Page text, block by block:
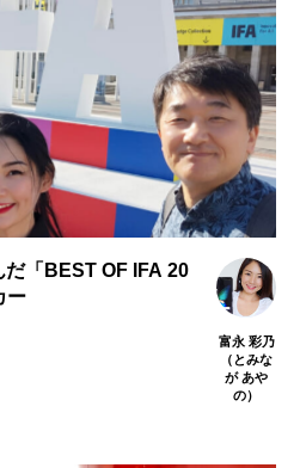
「BEST OF IFA 20
ー
富永 彩乃
（とみな
が あや
の）